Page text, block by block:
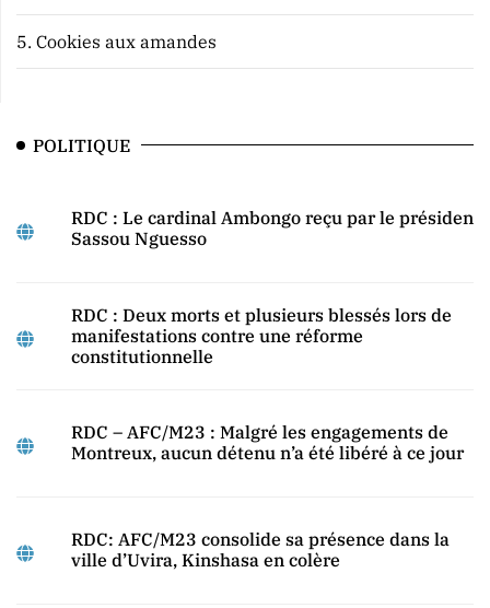
5. Cookies aux amandes
POLITIQUE
RDC : Le cardinal Ambongo reçu par le président
Sassou Nguesso
RDC : Deux morts et plusieurs blessés lors de
manifestations contre une réforme
constitutionnelle
RDC – AFC/M23 : Malgré les engagements de
Montreux, aucun détenu n’a été libéré à ce jour
RDC: AFC/M23 consolide sa présence dans la
ville d’Uvira, Kinshasa en colère